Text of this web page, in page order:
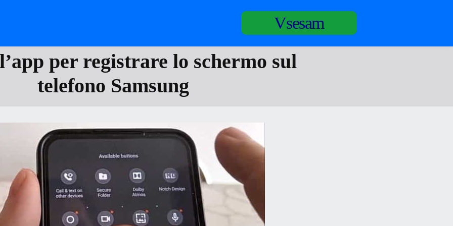
Vsesam
per registrare lo schermo sul
telefono Samsung